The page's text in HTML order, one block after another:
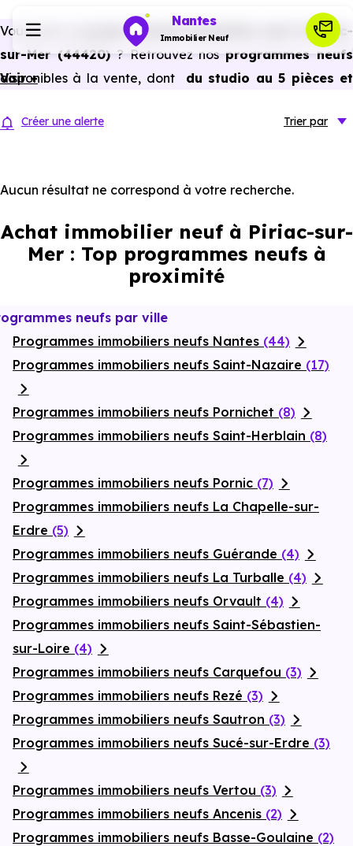
Nantes
Immobilier Neuf
Investir
Actualités
Financer
Vous avez un
projet d’achat immobilier neuf à Piriac-
sur-Mer (44420)? Retrouvez nos programmes neufs
disponibles à la vente, dont
du studio au 5 pièces et
des avantages du neuf :PTZ, TVA réduitedans certains
énergétiques, garanties constructeur, etc.
Voir +
Créer une alerte Trier par
Aucun résultat ne correspond à votre recherche.
Achat immobilier neuf à Piriac-sur-
Mer : Top programmes neufs à
proximité
neufs par ville
Programmes immobiliers neufs Nantes (44)
Programmes immobiliers neufs Saint-Nazaire (17)
Programmes immobiliers neufs Pornichet (8)
Programmes immobiliers neufs Saint-Herblain (8)
Programmes immobiliers neufs Pornic (7)
Programmes immobiliers neufs La Chapelle-sur-
Erdre (5)
Programmes immobiliers neufs Guérande (4)
Programmes immobiliers neufs La Turballe (4)
Programmes immobiliers neufs Orvault (4)
Programmes immobiliers neufs Saint-Sébastien-
sur-Loire (4)
Programmes immobiliers neufs Carquefou (3)
Programmes immobiliers neufs Rezé (3)
Programmes immobiliers neufs Sautron (3)
Programmes immobiliers neufs Sucé-sur-Erdre (3)
Programmes immobiliers neufs Vertou (3)
Programmes immobiliers neufs Ancenis (2)
Programmes immobiliers neufs Basse-Goulaine (2)